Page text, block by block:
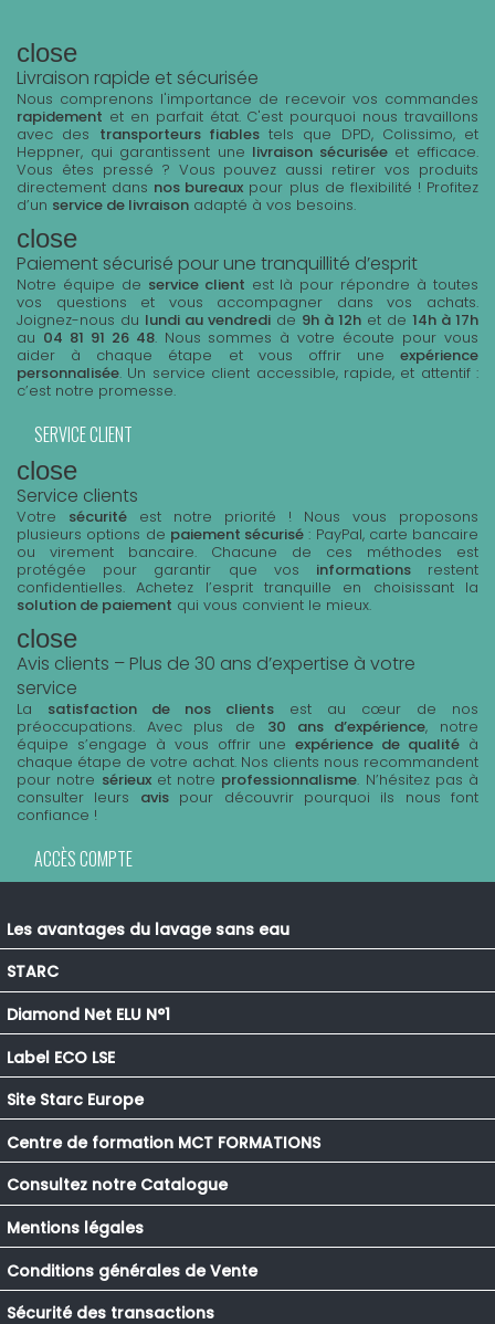
close
Livraison rapide et sécurisée
Nous comprenons l'importance de recevoir vos commandes
rapidement et en parfait état. C'est pourquoi nous travaillons
avec des transporteurs fiablestels que DPD, Colissimo, et
Heppner, qui garantissent une livraison sécuriséeet efficace.
Vous êtes pressé ? Vous pouvez aussi retirer vos produits
directement dans nos bureaux pour plus de flexibilité ! Profitez
d’un service de livraison adapté à vos besoins.
close
Paiement sécurisé pour une tranquillité d’esprit
Notre équipe de service client est là pour répondre à toutes
vos questions et vous accompagner dans vos achats.
Joignez-nous du lundi au vendredi de 9h à 12h et de 14h à 17h
au 04 81 91 26 48. Nous sommes à votre écoute pour vous
aider à chaque étape et vous offrir une expérience
personnalisée. Un service client accessible, rapide, et attentif :
c’est notre promesse.
SERVICE CLIENT
close
Service clients
Votre sécurité est notre priorité ! Nous vous proposons
plusieurs options de paiement sécurisé : PayPal, carte bancaire
ou virement bancaire. Chacune de ces méthodes est
protégée pour garantir que vos informationsrestent
confidentielles. Achetez l’esprit tranquille en choisissant la
solution de paiement qui vous convient le mieux.
close
Avis clients – Plus de 30 ans d’expertise à votre
service
La satisfaction de nos clients est au cœur de nos
préoccupations. Avec plus de 30 ans d’expérience, notre
équipe s’engage à vous offrir uneexpérience de qualité à
chaque étape de votre achat. Nos clients nous recommandent
pour notre sérieuxet notre professionnalisme. N’hésitez pas à
consulter leurs avispour découvrir pourquoi ils nous font
confiance !
ACCÈS COMPTE
Les avantages du lavage sans eau
STARC
Diamond Net ELU N°1
Label ECO LSE
Site Starc Europe
Centre de formation MCT FORMATIONS
Consultez notre Catalogue
Mentions légales
Conditions générales de Vente
Sécurité des transactions